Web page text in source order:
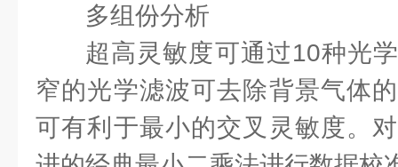
多组份分析
超高灵敏度可通过10种光
窄的光学滤波可去除背景气体
可有利于最小的交叉灵敏度。